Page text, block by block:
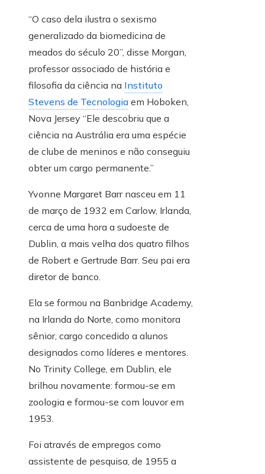
“O caso dela ilustra o sexismo
generalizado da biomedicina de
meados do século 20”, disse Morgan,
professor associado de história e
filosofia da ciência na Instituto
Stevens de Tecnologia em Hoboken,
Nova Jersey “Ele descobriu que a
ciência na Austrália era uma espécie
de clube de meninos e não conseguiu
obter um cargo permanente.”
Yvonne Margaret Barr nasceu em 11
de março de 1932 em Carlow, Irlanda,
cerca de uma hora a sudoeste de
Dublin, a mais velha dos quatro filhos
de Robert e Gertrude Barr. Seu pai era
diretor de banco.
Ela se formou na Banbridge Academy,
na Irlanda do Norte, como monitora
sênior, cargo concedido a alunos
designados como líderes e mentores.
No Trinity College, em Dublin, ele
brilhou novamente: formou-se em
zoologia e formou-se com louvor em
1953.
Foi através de empregos como
assistente de pesquisa, de 1955 a